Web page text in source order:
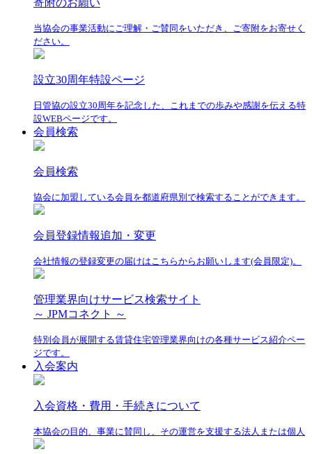
寄附のお願い
当協会の事業活動にご理解・ご賛同をいただき、ご寄附をお寄せく
ださい。
設立30周年特設ページ
日管協の設立30周年を記念した、これまでの歩みや感謝を伝える特
設WEBページです。
会員検索
会員検索
協会に加盟している会員を都道府県別で検索することができます。
会員登録情報追加・変更
会社情報の登録変更の届けはこちらからお願いします(会員限定)。
管理業界向けサービス検索サイト
～ JPMコネクト ～
特別会員が展開する賃貸住宅管理業界向けの各種サービス紹介ペー
ジです。
入会案内
入会資格・費用・手続きについて
本協会の目的、事業に賛同し、その運営を支援する法人または個人